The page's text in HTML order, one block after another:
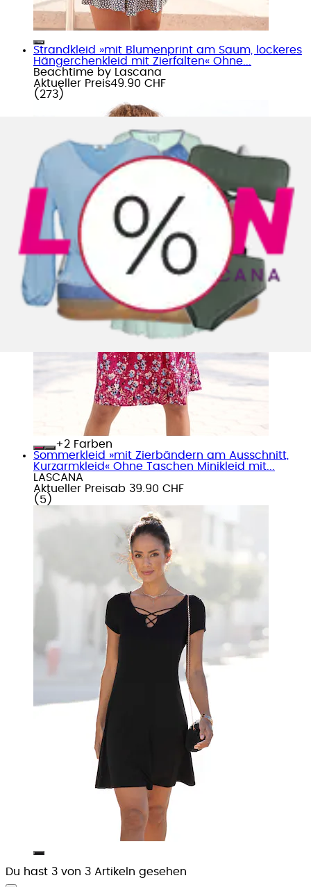
Strandkleid »mit Blumenprint am Saum, lockeres
Hängerchenkleid mit Zierfalten« Ohne...
Beachtime by Lascana
Aktueller Preis49.90 CHF
( 273 )
+
Farben
Sommerkleid »mit Zierbändern am Ausschnitt,
Kurzarmkleid« Ohne Taschen Minikleid mit...
LASCANA
Aktueller Preisab 39.90 CHF
( 5 )
Du hast 3 von 3 Artikeln gesehen